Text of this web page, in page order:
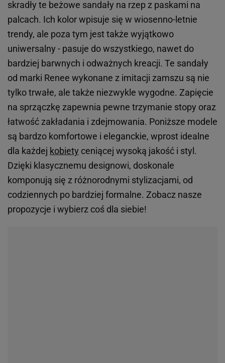
skradły te beżowe sandały na rzep z paskami na
palcach. Ich kolor wpisuje się w wiosenno-letnie
trendy, ale poza tym jest także wyjątkowo
uniwersalny - pasuje do wszystkiego, nawet do
bardziej barwnych i odważnych kreacji. Te sandały
od marki Renee wykonane z imitacji zamszu są nie
tylko trwałe, ale także niezwykle wygodne. Zapięcie
na sprzączkę zapewnia pewne trzymanie stopy oraz
łatwość zakładania i zdejmowania. Poniższe modele
są bardzo komfortowe i eleganckie, wprost idealne
dla każdej kobiety ceniącej wysoką jakość i styl.
Dzięki klasycznemu designowi, doskonale
komponują się z różnorodnymi stylizacjami, od
codziennych po bardziej formalne. Zobacz nasze
propozycje i wybierz coś dla siebie!